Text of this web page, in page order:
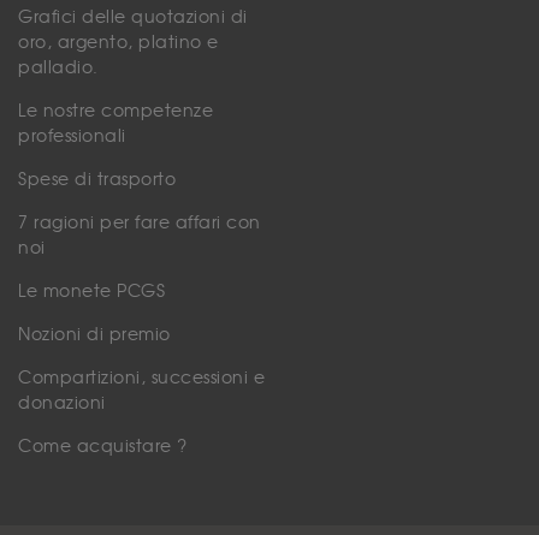
Grafici delle quotazioni di
oro, argento, platino e
palladio.
Le nostre competenze
professionali
Spese di trasporto
7 ragioni per fare affari con
noi
Le monete PCGS
Nozioni di premio
Compartizioni, successioni e
donazioni
Come acquistare ?